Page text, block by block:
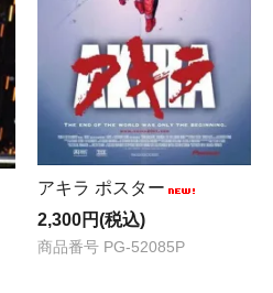
アキラ ポスター
2,300円(税込)
商品番号 PG-52085P